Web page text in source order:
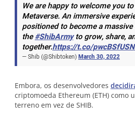
We are happy to welcome you to
Metaverse. An immersive
positioned to become a
the#ShibArmyto grow, share,
together.https://t.co/
— Shib (@Shibtoken)March 30, 2022
Embora, os desenvolvedores
criptomoeda Ethereum (ETH) como
terreno em vez de SHIB.